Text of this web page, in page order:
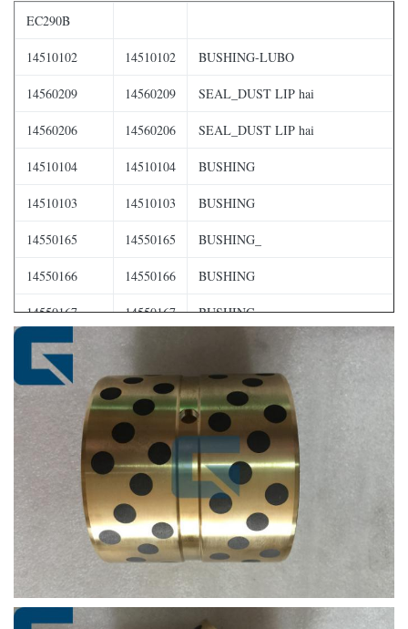
EC290B
14510102 14510102 BUSHING-LUBO
14560209 14560209 SEAL_DUST LIP hai
14560206 14560206 SEAL_DUST LIP hai
14510104 14510104 BUSHING
14510103 14510103 BUSHING
14550165 14550165 BUSHING_
14550166 14550166 BUSHING
14550167 14550167 BUSHING
14560207 14560207 SEAL_DUST LIP hai
14560206 14560206 SEAL_DUST LIP hai
14560210 14560210 SEAL_DUST LIP hai
14517941 14517941 BUSHING_STEEL
14560205 14560205 SEAL_DUST LIP hai
14517941 14517941 BUSHING_STEEL
14880984 BUSHING_STEEL
14517942 14517942 BUSHING_STEEL